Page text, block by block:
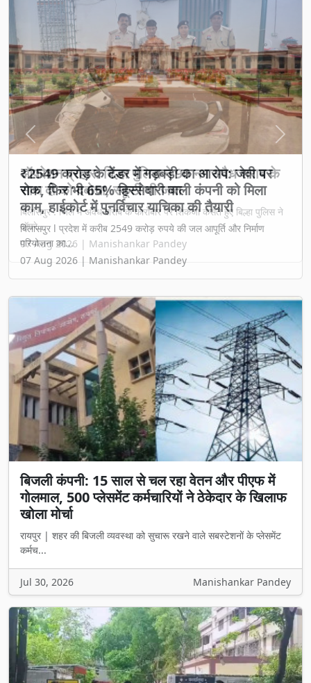
₹2549 करोड़ के टेंडर में गड़बड़ी का आरोप: जेवी पर
रोक, फिर भी 65% हिस्सेदारी वाली कंपनी को मिला
काम, हाईकोर्ट में पुनर्विचार याचिका की तैयारी
बिलासपुर l प्रदेश में करीब 2549 करोड़ रुपये की जल आपूर्ति और निर्माण
परियोजना का...
07 Aug 2026 | Manishankar Pandey
Previous Next
बिजली कंपनी: 15 साल से चल रहा वेतन और पीएफ में
गोलमाल, 500 प्लेसमेंट कर्मचारियों ने ठेकेदार के खिलाफ
खोला मोर्चा
रायपुर | शहर की बिजली व्यवस्था को सुचारू रखने वाले सबस्टेशनों के प्लेसमेंट
कर्मच...
Jul 30, 2026 Manishankar Pandey